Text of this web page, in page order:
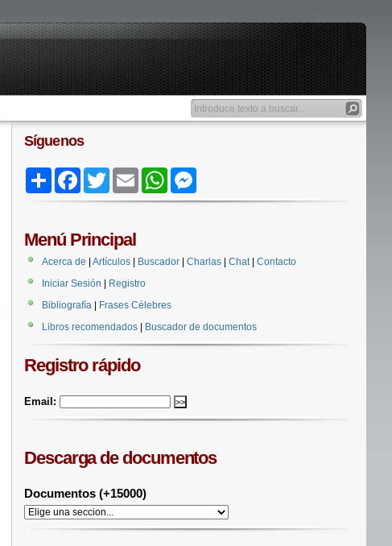
Síguenos
Share FacebookTwitter Email WhatsApp
Menú Principal
Acerca de Artículos Buscador Charlas Chat| Contacto
Iniciar Sesión
Registro
Bibliografía
Frases Célebres
Libros recomendados
Buscador de documentos
Registro rápido
Email:
Descarga de documentos
Documentos (+15000)